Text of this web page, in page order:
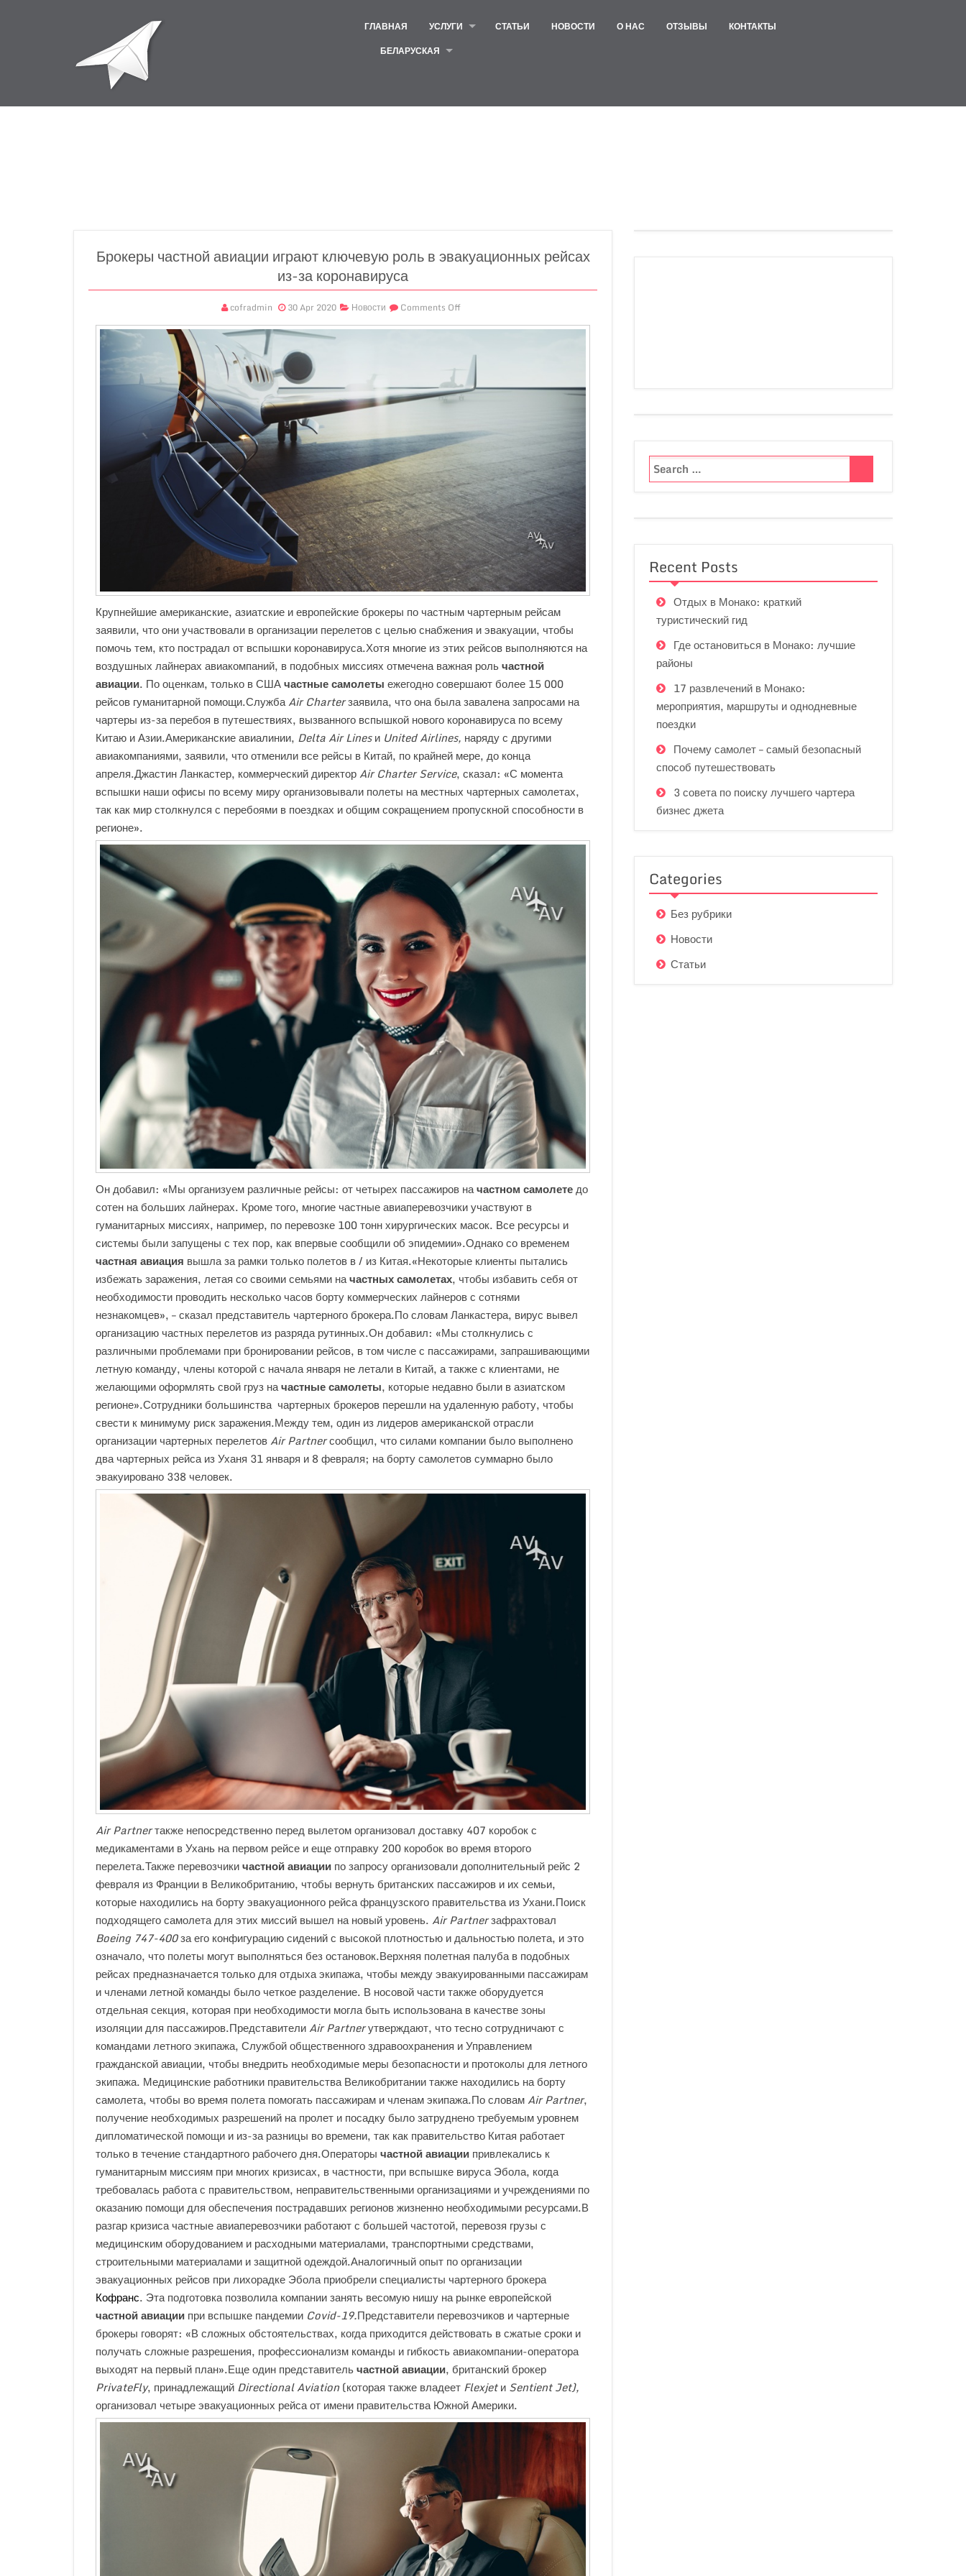
ГЛАВНАЯ УСЛУГИ СТАТЬИ НОВОСТИ О НАС ОТЗЫВЫ
КОНТАКТЫ
БЕЛАРУСКАЯ
Брокеры частной авиации играют ключевую роль в эвакуационных рейсах
из-за коронавируса
cofradmin 30 Apr 2020 Новости Comments Off
Крупнейшие американские, азиатские и европейские брокеры по частным чартерным рейсам
заявили, что они участвовали в организации перелетов с целью снабжения и эвакуации, чтобы
помочь тем, кто пострадал от вспышки коронавируса.Хотя многие из этих рейсов выполняются на
воздушных лайнерах авиакомпаний, в подобных миссиях отмечена важная рольчастной
авиации. По оценкам, только в СШАчастные самолеты ежегодно совершают более 15 000
рейсов гуманитарной помощи.СлужбаAir Charterзаявила, что она была завалена запросами на
чартеры из-за перебоя в путешествиях, вызванного вспышкой нового коронавируса по всему
Китаю и Азии.Американские авиалинии, Delta Air Linesи United Airlines, наряду с другими
авиакомпаниями, заявили, что отменили все рейсы в Китай, по крайней мере, до конца
апреля.Джастин Ланкастер, коммерческий директор Air Charter Service, сказал: «С момента
вспышки наши офисы по всему миру организовывали полеты на местных чартерных самолетах,
так как мир столкнулся с перебоями в поездках и общим сокращением пропускной способности в
регионе».
Он добавил: «Мы организуем различные рейсы: от четырех пассажиров начастном самолетедо
сотен на больших лайнерах. Кроме того, многие частные авиаперевозчики участвуют в
гуманитарных миссиях, например, по перевозке 100 тонн хирургических масок. Все ресурсы и
системы были запущены с тех пор, как впервые сообщили об эпидемии».Однако со временем
частная авиация вышла за рамки только полетов в / из Китая.«Некоторые клиенты пытались
избежать заражения, летая со своими семьями начастных самолетах, чтобы избавить себя от
необходимости проводить несколько часов борту коммерческих лайнеров с сотнями
незнакомцев», – сказал представитель чартерного брокера.По словам Ланкастера, вирус вывел
организацию частных перелетов из разряда рутинных.Он добавил: «Мы столкнулись с
различными проблемами при бронировании рейсов, в том числе с пассажирами, запрашивающими
летную команду, члены которой с начала января не летали в Китай, а также с клиентами, не
желающими оформлять свой груз начастные самолеты, которые недавно были в азиатском
регионе».Сотрудники большинства чартерных брокеров перешли на удаленную работу, чтобы
свести к минимуму риск заражения.Между тем, один из лидеров американской отрасли
организации чартерных перелетов Air Partnerсообщил, что силами компании было выполнено
два чартерных рейса из Уханя 31 января и 8 февраля; на борту самолетов суммарно было
эвакуировано 338 человек.
Air Partnerтакже непосредственно перед вылетом организовал доставку 407 коробок с
медикаментами в Ухань на первом рейсе и еще отправку 200 коробок во время второго
перелета.Также перевозчикичастной авиации по запросу организовали дополнительный рейс 2
февраля из Франции в Великобританию, чтобы вернуть британских пассажиров и их семьи,
которые находились на борту эвакуационного рейса французского правительства из Ухани.Поиск
подходящего самолета для этих миссий вышел на новый уровень. Air Partnerзафрахтовал
Boeing 747-400за его конфигурацию сидений с высокой плотностью и дальностью полета, и это
означало, что полеты могут выполняться без остановок.Верхняя полетная палуба в подобных
рейсах предназначается только для отдыха экипажа, чтобы между эвакуированными пассажирам
и членами летной команды было четкое разделение. В носовой части также оборудуется
отдельная секция, которая при необходимости могла быть использована в качестве зоны
изоляции для пассажиров.Представители Air Partnerутверждают, что тесно сотрудничают с
командами летного экипажа, Службой общественного здравоохранения и Управлением
гражданской авиации, чтобы внедрить необходимые меры безопасности и протоколы для летного
экипажа. Медицинские работники правительства Великобритании также находились на борту
самолета, чтобы во время полета помогать пассажирам и членам экипажа.По словам Air Partner,
получение необходимых разрешений на пролет и посадку было затруднено требуемым уровнем
дипломатической помощи и из-за разницы во времени, так как правительство Китая работает
только в течение стандартного рабочего дня.Операторы частной авиации привлекались к
гуманитарным миссиям при многих кризисах, в частности, при вспышке вируса Эбола, когда
требовалась работа с правительством, неправительственными организациями и учреждениями по
оказанию помощи для обеспечения пострадавших регионов жизненно необходимыми ресурсами.В
разгар кризиса частные авиаперевозчики работают с большей частотой, перевозя грузы с
медицинским оборудованием и расходными материалами, транспортными средствами,
строительными материалами и защитной одеждой.Аналогичный опыт по организации
эвакуационных рейсов при лихорадке Эбола приобрели специалисты чартерного брокера
Кофранс. Эта подготовка позволила компании занять весомую нишу на рынке европейской
частной авиации при вспышке пандемии Covid-19.Представители перевозчиков и чартерные
брокеры говорят: «В сложных обстоятельствах, когда приходится действовать в сжатые сроки и
получать сложные разрешения, профессионализм команды и гибкость авиакомпании-оператора
выходят на первый план».Еще один представительчастной авиации, британский брокер
PrivateFly, принадлежащий Directional Aviation(которая также владеет Flexjetи Sentient Jet),
организовал четыре эвакуационных рейса от имени правительства Южной Америки.
Recent Posts
Отдых в Монако: краткий
туристический гид
Где остановиться в Монако: лучшие
районы
17 развлечений в Монако:
мероприятия, маршруты и однодневные
поездки
Почему самолет – самый безопасный
способ путешествовать
3 совета по поиску лучшего чартера
бизнес джета
Categories
Без рубрики
Новости
Статьи